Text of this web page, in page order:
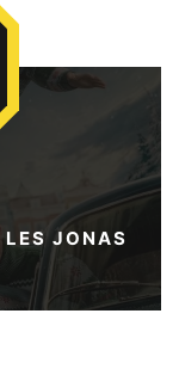
LES JONAS